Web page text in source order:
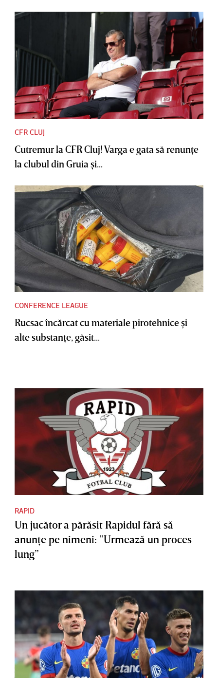
CFR CLUJ
Cutremur la CFR Cluj! Varga e gata să renunţe
la clubul din Gruia şi...
CONFERENCE LEAGUE
Rucsac încărcat cu materiale pirotehnice şi
alte substanţe, găsit...
RAPID
Un jucător a părăsit Rapidul fără să
anunţe pe nimeni: ”Urmează un proces
lung”